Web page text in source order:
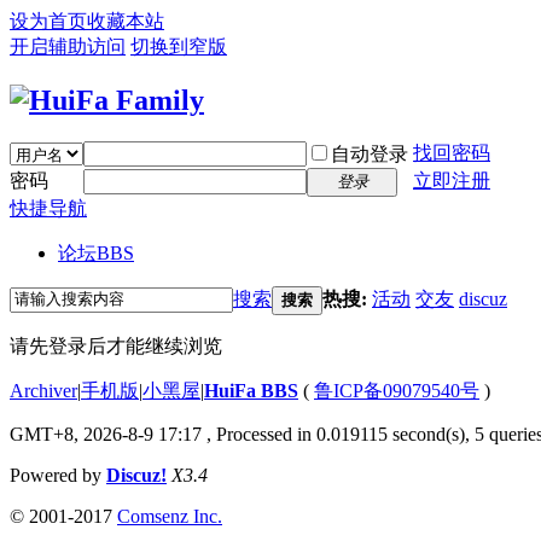
设为首页收藏本站
开启辅助访问 切换到窄版
自动登录 找回密码
密码
登录
立即注册
快捷导航
论坛BBS
搜索 搜索 热搜: 活动 交友 discuz
请先登录后才能继续浏览
Archiver|手机版|小黑屋|HuiFa BBS ( 鲁ICP备09079540号 )
GMT+8, 2026-8-9 17:17 , Processed in 0.019115 second(s), 5
Powered by Discuz! X3.4
© 2001-2017 Comsenz Inc.